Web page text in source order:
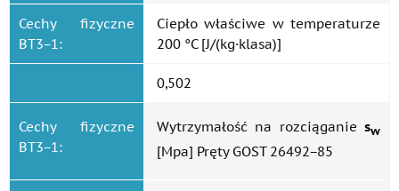
Cechy fizyczne
ВТ3−1:
Ciepło właściwe w temperaturze
200 °C [J/(kg·klasa)]
0,502
Cechy fizyczne
ВТ3−1:
Wytrzymałość na rozciąganie sw
[Mpa] Pręty GOST 26492−85